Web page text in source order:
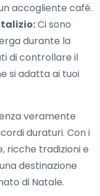
accogliente café.
Ci sono
durante la
di controllare il
si adatta ai tuoi
veramente
duraturi. Con i
ricche tradizioni e
destinazione
di Natale.